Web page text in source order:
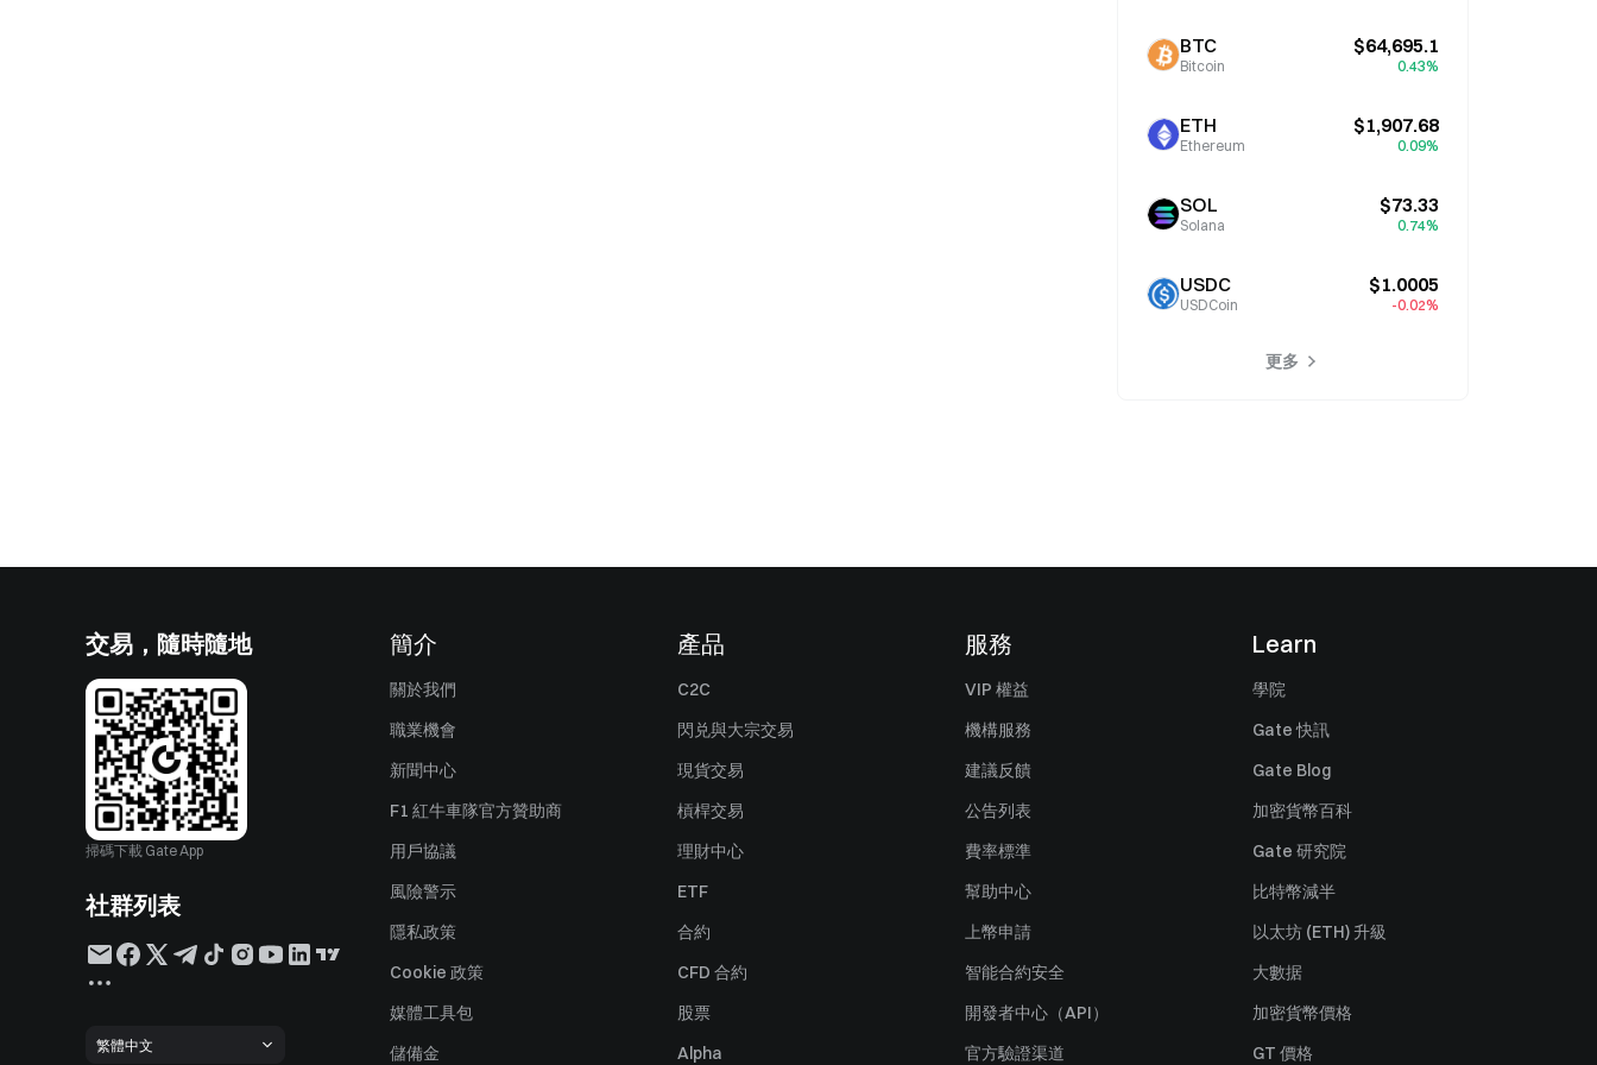
BTC
Bitcoin
$64,695.1
0.43%
ETH
Ethereum
$1,907.68
0.09%
SOL
Solana
$73.33
0.74%
USDC
USDCoin
$1.0005
-0.02%
更多
交易，隨時隨地
掃碼下載 Gate App
社群列表
繁體中文
簡介
關於我們
職業機會
新聞中心
F1 紅牛車隊官方贊助商
用戶協議
風險警示
隱私政策
Cookie 政策
媒體工具包
儲備金
產品
C2C
閃兑與大宗交易
現貨交易
槓桿交易
理財中心
ETF
合約
CFD 合約
股票
Alpha
服務
VIP 權益
機構服務
建議反饋
公告列表
費率標準
幫助中心
上幣申請
智能合約安全
開發者中心（API）
官方驗證渠道
Learn
學院
Gate 快訊
Gate Blog
加密貨幣百科
Gate 研究院
比特幣減半
以太坊 (ETH) 升級
大數据
加密貨幣價格
GT 價格